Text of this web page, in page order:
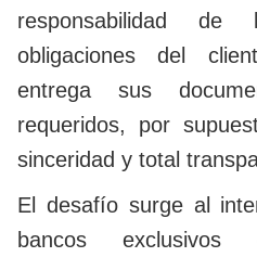
responsabilidad
obligaciones del
entrega sus
requeridos, por
sinceridad y total
El desafío surge al
bancos